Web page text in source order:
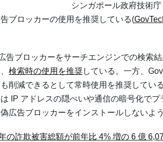
シンガポール政府技術
ブロッカーの使用を推奨している(
告ブロッカーをサーチエンジンでの検索
検索時の使用を推奨している。一方、
削減できるとして常時使用を推奨してい
IP アドレスの隠ぺいや通信の暗号化で
広告ブロッカーをインストールしないよ
の詐欺被害総額が前年比 4% 増の 6 億